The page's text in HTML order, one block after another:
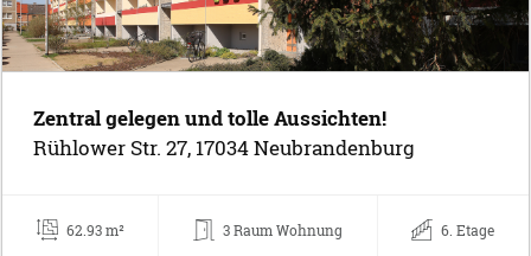
Zentral gelegen und tolle Aussichten!
Rühlower Str. 27, 17034 Neubrandenburg
62.93 m² 3 Raum Wohnung 6. Etage